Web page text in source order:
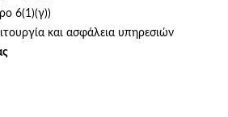
6(1)(γ))
και ασφάλεια υπηρεσιών